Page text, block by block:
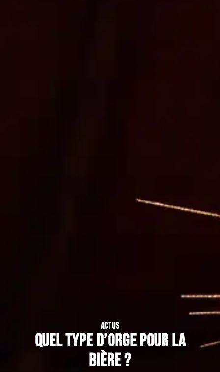
ACTUS
Quel type d’orge pour la
bière ?